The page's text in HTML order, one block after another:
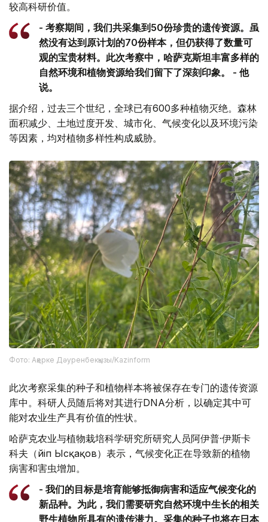
较高科研价值。
- 考察期间，我们共采集到50份珍贵的遗传资源。虽
然没有达到原计划的70份样本，但仍获得了数量可
观的宝贵材料。此次考察中，哈萨克斯坦丰富多样的
自然环境和植物资源给我们留下了深刻印象。 - 他
说。
据介绍，过去三个世纪，全球已有600多种植物灭绝。森林
面积减少、土地过度开发、城市化、气候变化以及环境污染
等因素，均对植物多样性构成威胁。
Фото: Ақерке Дәуренбекқызы/Kazinform
此次考察采集的种子和植物样本将被保存在专门的遗传资源
库中。科研人员随后将对其进行DNA分析，以确定其中可
能对农业生产具有价值的性状。
哈萨克农业与植物栽培科学研究所研究人员阿伊普·伊斯卡
科夫（Әйіп Ысқақов）表示，气候变化正在导致新的植物
病害和害虫增加。
- 我们的目标是培育能够抵御病害和适应气候变化的
新品种。为此，我们需要研究自然环境中生长的相关
野生植物所具有的遗传潜力。采集的种子也将在日本